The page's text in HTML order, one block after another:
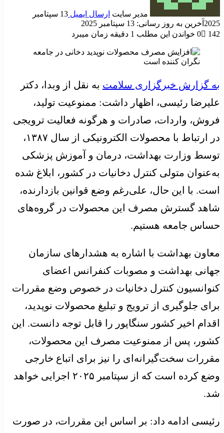
مدیر سایت ارسال ایمیل
13 سپتامبر
2025 آخرین به روز رسانی: 13 سپتامبر 2025
0
142 خواندن این مطلب 1 دقیقه زمان میبرد
به گزارش خبرگزاری سلامت به نقل از وبدا، دکتر
علیرضا رئیسی، اظهار داشت: ممنوعیت تولید،
فروش، واردات، صادرات و هرگونه فعالیت ترویجی
در ارتباط با محصولات الکترونیکی از سال ۱۳۸۷،
توسط وزارت بهداشت، درمان و آموزش پزشکی
به‌عنوان متولی کنترل دخانیات در کشور، ابلاغ شده
است. با این حال، علی‌رغم وضع قوانین بازدارنده،
شاهد گسترش مصرف این محصولات در گروه‌های
حساس جامعه هستیم.
معاون بهداشت با اشاره به هشدارهای سازمان
جهانی بهداشت و مصوبات کنفرانس اعضای
کنوانسیون کنترل دخانیات در خصوص وضع مقررات
برای جلوگیری از ترویج و تبلیغ محصولات نوپدید،
اقدام اخیر کشور سنگاپور را قابل توجه دانست. این
کشور، پس از ممنوعیت مصرف این محصولات،
مقررات سخت‌گیرانه‌ای را نیز برای اتباع خارجی
وضع کرده است که از سپتامبر ۲۰۲۵ اجرایی خواهد
شد.
رئیسی ادامه داد: بر اساس این مقررات، در صورت